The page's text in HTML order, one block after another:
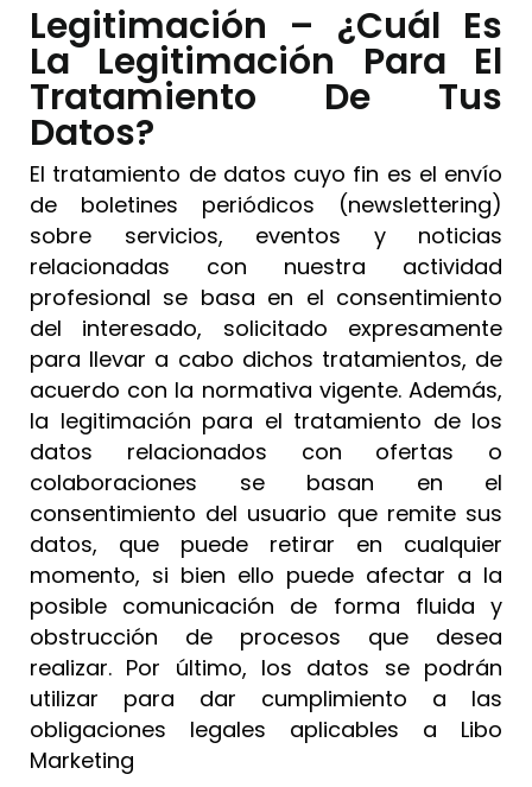
Legitimación – ¿cuál Es
La Legitimación Para El
Tratamiento De Tus
Datos?
El tratamiento de datos cuyo fin es el envío
de boletines periódicos (newslettering)
sobre servicios, eventos y noticias
relacionadas con nuestra actividad
profesional se basa en el consentimiento
del interesado, solicitado expresamente
para llevar a cabo dichos tratamientos, de
acuerdo con la normativa vigente. Además,
la legitimación para el tratamiento de los
datos relacionados con ofertas o
colaboraciones se basan en el
consentimiento del usuario que remite sus
datos, que puede retirar en cualquier
momento, si bien ello puede afectar a la
posible comunicación de forma fluida y
obstrucción de procesos que desea
realizar. Por último, los datos se podrán
utilizar para dar cumplimiento a las
obligaciones legales aplicables a Libo
Marketing